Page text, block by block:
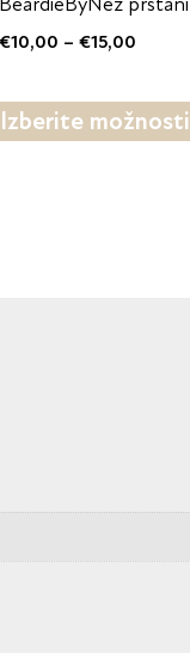
€10,00 – €15,00
Izberite možnosti